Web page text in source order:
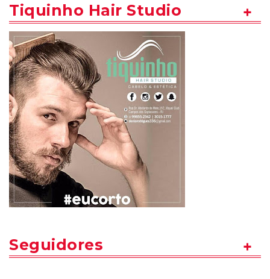
Tiquinho Hair Studio
Seguidores